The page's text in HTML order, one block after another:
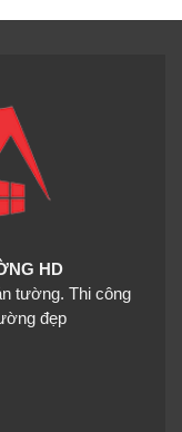
HD
tường. Thi công
đẹp